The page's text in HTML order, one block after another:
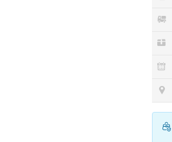
商
カ
素
サ
ポ
2
付
約
参
＜